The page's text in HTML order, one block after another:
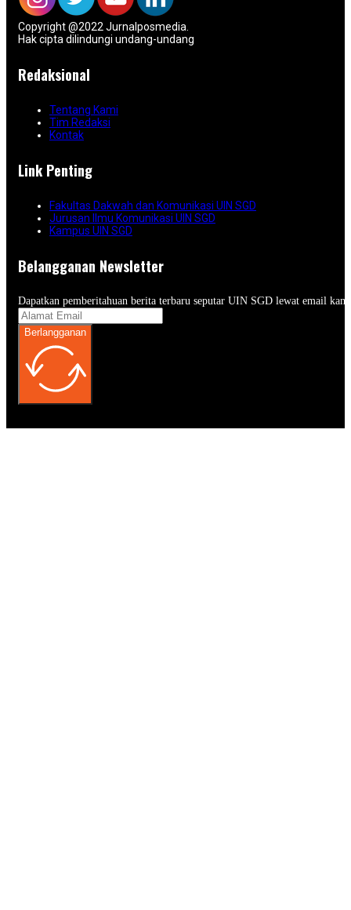
Copyright @2022 Jurnalposmedia.
Hak cipta dilindungi undang-undang
Redaksional
Tentang Kami
Tim Redaksi
Kontak
Link Penting
Fakultas Dakwah dan Komunikasi UIN SGD
Jurusan Ilmu Komunikasi UIN SGD
Kampus UIN SGD
Belangganan Newsletter
Dapatkan pemberitahuan berita terbaru seputar UIN SGD lewat email
Berlangganan